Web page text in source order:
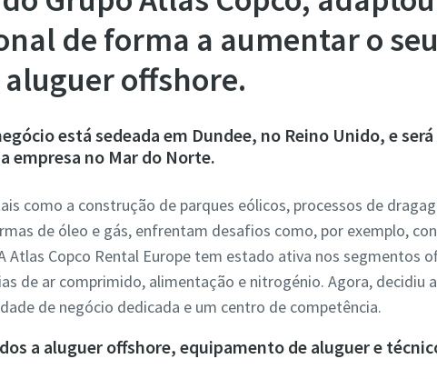
de forma a aumentar o
aluguer offshore.
está sedeada em Dundee, no Reino Unido, e
empresa no Mar do Norte.
como a construção de parques eólicos, processos de
de óleo e gás, enfrentam desafios como, por exemplo,
Atlas Copco Rental Europe tem estado ativa nos segmentos
de ar comprimido, alimentação e nitrogénio. Agora, decidiu
de negócio dedicada e um centro de competência.
a aluguer offshore, equipamento de aluguer e